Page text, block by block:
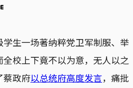
生一场著纳粹党卫军制服、举
校上下竟不以为意，无人以之
蔡政府以总统府高度发言，痛批